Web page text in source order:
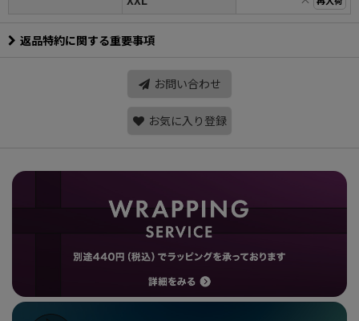
返品特約に関する重要事項
お問い合わせ
お気に入り登録